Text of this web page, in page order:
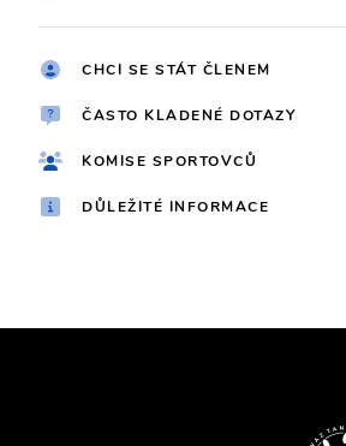
CHCI SE STÁT ČLENEM
ČASTO KLADENÉ DOTAZY
KOMISE SPORTOVCŮ
DŮLEŽITÉ INFORMACE